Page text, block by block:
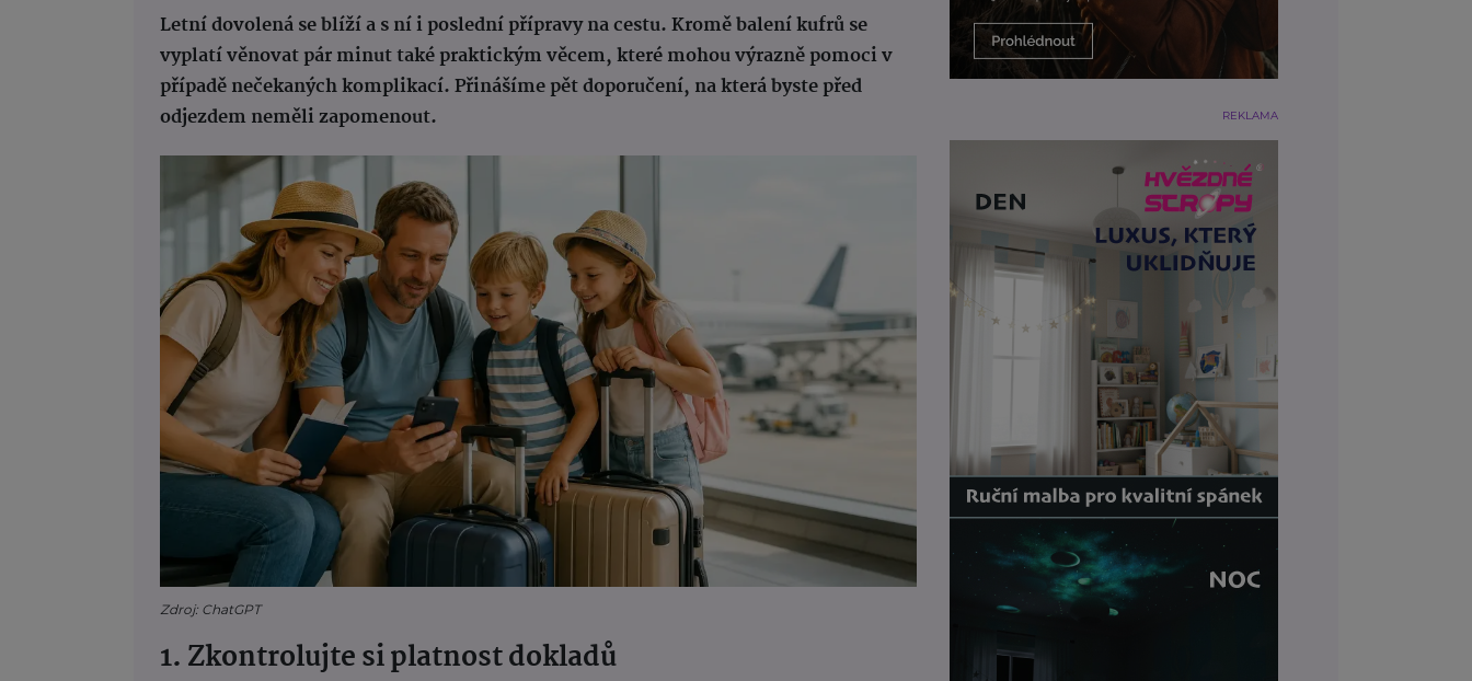
Letní dovolená se blíží a s ní i poslední přípravy na cestu. Kromě balení kufrů se
vyplatí věnovat pár minut také praktickým věcem, které mohou výrazně pomoci v
případě nečekaných komplikací. Přinášíme pět doporučení, na která byste před
odjezdem neměli zapomenout.
Zdroj: ChatGPT
1. Zkontrolujte si platnost dokladů
REKLAMA